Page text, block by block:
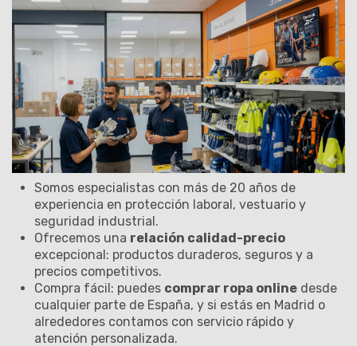
Somos especialistas con más de 20 años de
experiencia en protección laboral, vestuario y
seguridad industrial.
Ofrecemos una relación calidad-precio
excepcional: productos duraderos, seguros y a
precios competitivos.
Compra fácil: puedes comprar ropa online desde
cualquier parte de España, y si estás en Madrid o
alrededores contamos con servicio rápido y
atención personalizada.